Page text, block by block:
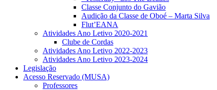
Classe Conjunto do Gavião
Audição da Classe de Oboé – Marta Silva
Flut’EANA
Atividades Ano Letivo 2020-2021
Clube de Cordas
Atividades Ano Letivo 2022-2023
Atividades Ano Letivo 2023-2024
Legislação
Acesso Reservado (MUSA)
Professores